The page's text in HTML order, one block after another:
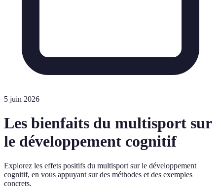
5 juin 2026
Les bienfaits du multisport sur
le développement cognitif
Explorez les effets positifs du multisport sur le développement
cognitif, en vous appuyant sur des méthodes et des exemples
concrets.